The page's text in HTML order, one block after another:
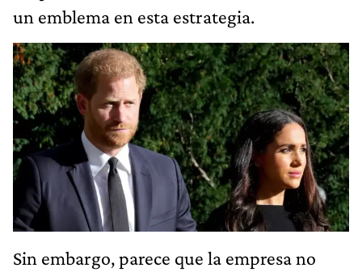
un emblema en esta estrategia.
Sin embargo, parece que la empresa no